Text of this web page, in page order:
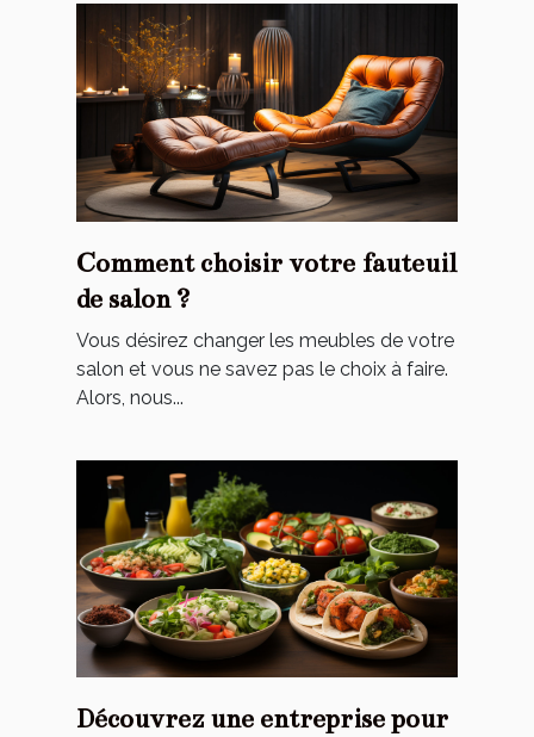
Comment choisir votre fauteuil
de salon ?
Vous désirez changer les meubles de votre
salon et vous ne savez pas le choix à faire.
Alors, nous...
Découvrez‌ ‌une‌ ‌entreprise‌ ‌pour‌